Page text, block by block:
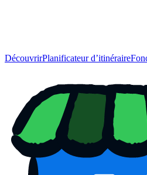
DécouvrirPlanificateur d’itinéraire